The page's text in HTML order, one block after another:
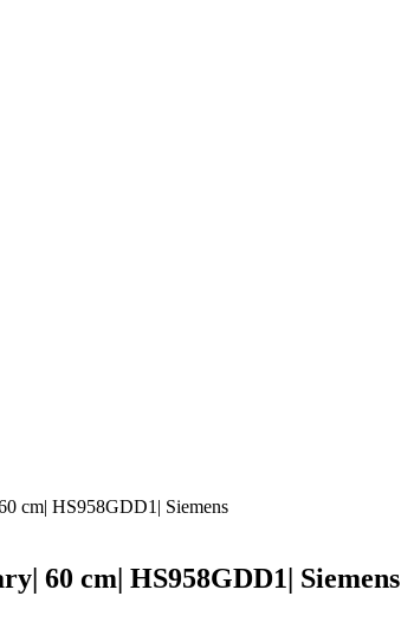
cm| HS958GDD1| Siemens
60 cm| HS958GDD1| Siemens